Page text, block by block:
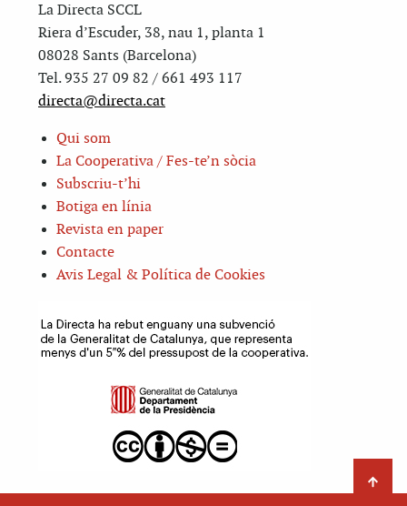
La Directa SCCL
Riera d’Escuder, 38, nau 1, planta 1
08028 Sants (Barcelona)
Tel. 935 27 09 82 / 661 493 117
directa@directa.cat
Qui som
La Cooperativa / Fes-te’n sòcia
Subscriu-t’hi
Botiga en línia
Revista en paper
Contacte
Avis Legal & Política de Cookies